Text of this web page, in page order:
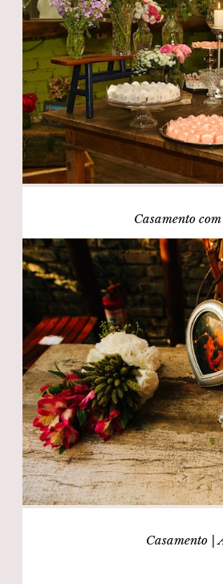
Casamento
Casamento |